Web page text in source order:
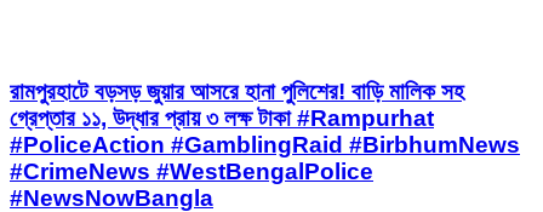
রামপুরহাটে বড়সড় জুয়ার আসরে হানা পুলিশের! বাড়ি মালিক সহ
গ্রেপ্তার ১১, উদ্ধার প্রায় ৩ লক্ষ টাকা #Rampurhat
#PoliceAction #GamblingRaid #BirbhumNews
#CrimeNews #WestBengalPolice
#NewsNowBangla